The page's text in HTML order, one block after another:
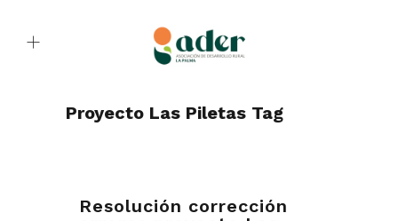
Proyecto Las Piletas Tag
Resolución corrección